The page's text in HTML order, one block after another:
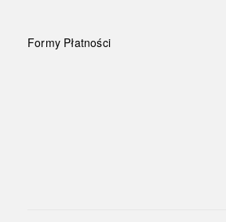
Formy Płatności